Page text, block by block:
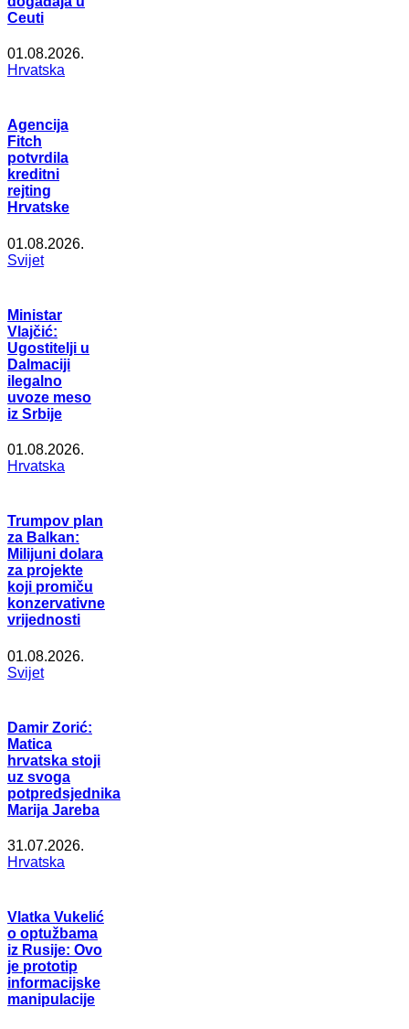
Ceuti
01.08.2026.
Hrvatska
Agencija
Fitch
potvrdila
kreditni
rejting
Hrvatske
01.08.2026.
Svijet
Ministar
Vlajčić:
Ugostitelji u
Dalmaciji
ilegalno
uvoze meso
iz Srbije
01.08.2026.
Hrvatska
Trumpov plan
za Balkan:
Milijuni dolara
za projekte
koji promiču
konzervativne
vrijednosti
01.08.2026.
Svijet
Damir Zorić:
Matica
hrvatska stoji
uz svoga
potpredsjednika
Marija Jareba
31.07.2026.
Hrvatska
Vlatka Vukelić
o optužbama
iz Rusije: Ovo
je prototip
informacijske
manipulacije